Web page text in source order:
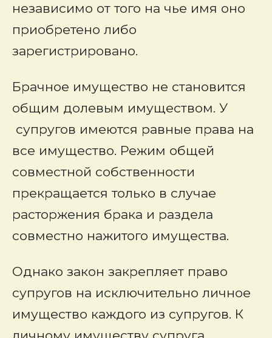
независимо от того на чье имя оно
приобретено либо
зарегистрировано.
Брачное имущество не становится
общим долевым имуществом. У
супругов имеются равные права на
все имущество. Режим общей
совместной собственности
прекращается только в случае
расторжения брака и раздела
совместно нажитого имущества.
Однако закон закрепляет право
супругов на исключительно личное
имущество каждого из супругов. К